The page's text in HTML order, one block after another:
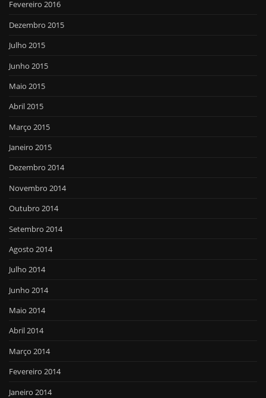
Fevereiro 2016
Dezembro 2015
Julho 2015
Junho 2015
Maio 2015
Abril 2015
Março 2015
Janeiro 2015
Dezembro 2014
Novembro 2014
Outubro 2014
Setembro 2014
Agosto 2014
Julho 2014
Junho 2014
Maio 2014
Abril 2014
Março 2014
Fevereiro 2014
Janeiro 2014